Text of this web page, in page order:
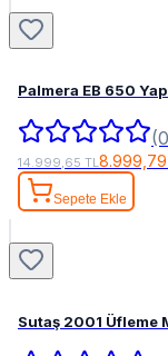
Palmera EB 650
14.999,65 TL
Sepete Ekle
Sutaş 2001 Üfleme